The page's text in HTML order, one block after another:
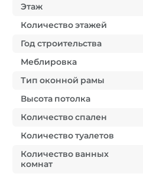
Этаж
Количество этажей
Год строительства
Меблировка
Тип оконной рамы
Высота потолка
Количество спален
Количество туалетов
Количество ванных
комнат